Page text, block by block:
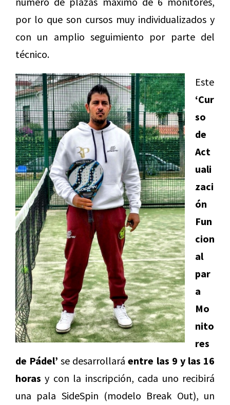
por lo que son cursos muy individualizados y
con un amplio seguimiento por parte del
técnico.
Este
‘Cur
so
de
Act
uali
zaci
ón
Fun
cion
al
par
a
Mo
nito
res
de Pádel’ se desarrollaráentre las 9 y las 16
horas y con la inscripción, cada uno recibirá
una pala SideSpin (modelo Break Out), un